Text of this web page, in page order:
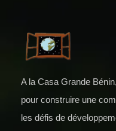
A la Casa Grande
pour construire une
les défis de